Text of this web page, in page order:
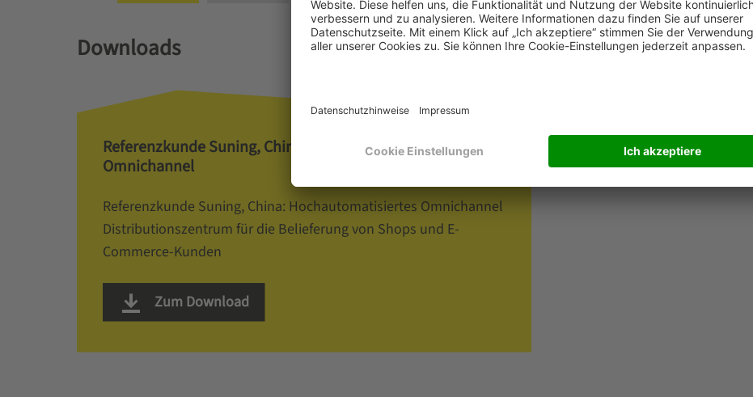
Downloads
Referenzkunde Suning, China: Hochautomatisiertes
Omnichannel
Referenzkunde Suning, China: Hochautomatisiertes Omnichannel
Distributionszentrum für die Belieferung von Shops und E-
Commerce-Kunden
Zum Download